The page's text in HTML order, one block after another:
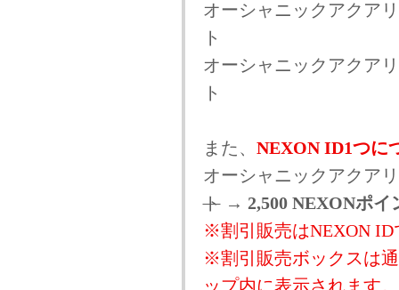
オーシャニックアクア
ト
オーシャニックアクア
ト
また、 NEXON ID1つに
オーシャニックアクア
ト→ 2,500 NEXONポイ
※割引販売はNEXON ID
※割引販売ボックスは